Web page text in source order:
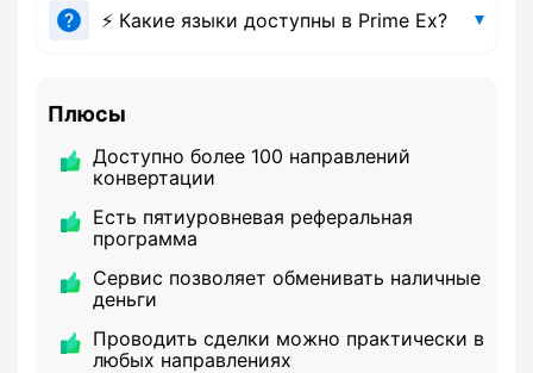
⚡ Какие языки доступны в Prime Ex?
Плюсы
Доступно более 100 направлений
конвертации
Есть пятиуровневая реферальная
программа
Сервис позволяет обменивать наличные
деньги
Проводить сделки можно практически в
любых направлениях